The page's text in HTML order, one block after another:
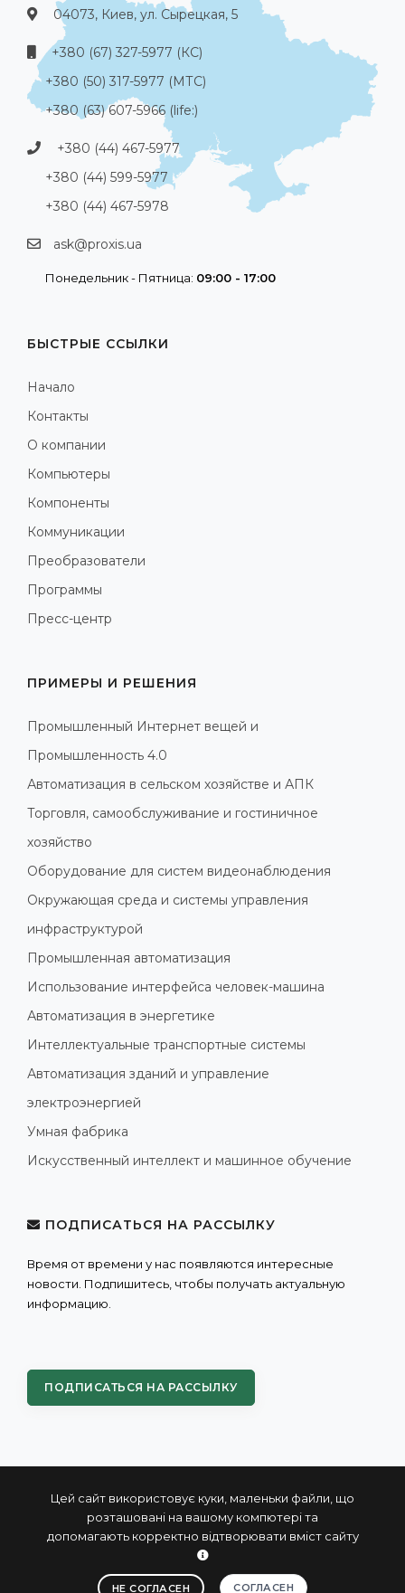
Цей сайт використовує куки, маленьки файли, що
розташовані на вашому компютері та
допомагають корректно відтворювати вміст сайту
НЕ СОГЛАСЕН СОГЛАСЕН
04073, Киев, ул. Сырецкая, 5
+380 (67) 327-5977 (КС)
+380 (50) 317-5977 (МТС)
+380 (63) 607-5966 (life:)
+380 (44) 467-5977
+380 (44) 599-5977
+380 (44) 467-5978
ask@proxis.ua
Понедельник - Пятница: 09:00 - 17:00
БЫСТРЫЕ ССЫЛКИ
Начало
Контакты
О компании
Компьютеры
Компоненты
Коммуникации
Преобразователи
Программы
Пресс-центр
ПРИМЕРЫ И РЕШЕНИЯ
Промышленный Интернет вещей и
Промышленность 4.0
Автоматизация в сельском хозяйстве и АПК
Торговля, самообслуживание и гостиничное
хозяйство
Оборудование для систем видеонаблюдения
Окружающая среда и системы управления
инфраструктурой
Промышленная автоматизация
Использование интерфейса человек-машина
Автоматизация в энергетике
Интеллектуальные транспортные системы
Автоматизация зданий и управление
электроэнергией
Умная фабрика
Искусственный интеллект и машинное обучение
ПОДПИСАТЬСЯ НА РАССЫЛКУ
Время от времени у нас появляются интересные
новости. Подпишитесь, чтобы получать актуальную
информацию.
ПОДПИСАТЬСЯ НА РАССЫЛКУ
© 2004 - 2026 ПРОКСИС™ - промышленные компьютеры
и системы